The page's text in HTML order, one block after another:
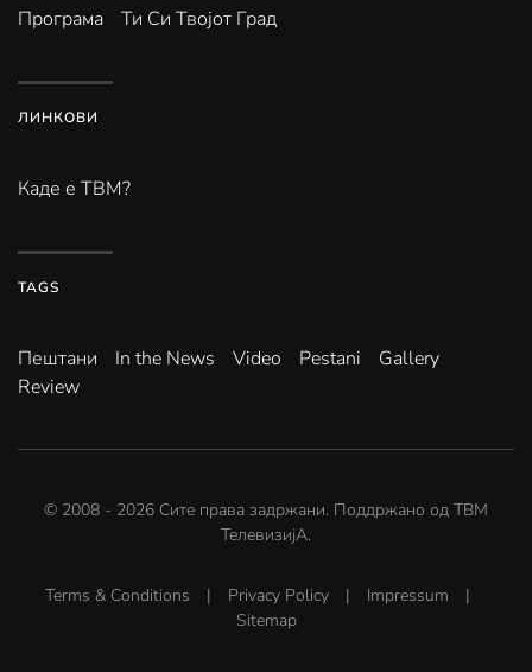
Програма Ти Си Твојот Град
ЛИНКОВИ
Каде е ТВМ?
TAGS
Пештани In the News Video Pestani
Gallery
Review
© 2008 - 2026 Сите права задржани. Поддржано од ТВМ
ТелевизијА.
Terms & Conditions | Privacy Policy | Impressum |
Sitemap